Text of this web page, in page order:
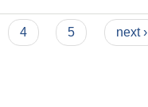
4 5 next ›